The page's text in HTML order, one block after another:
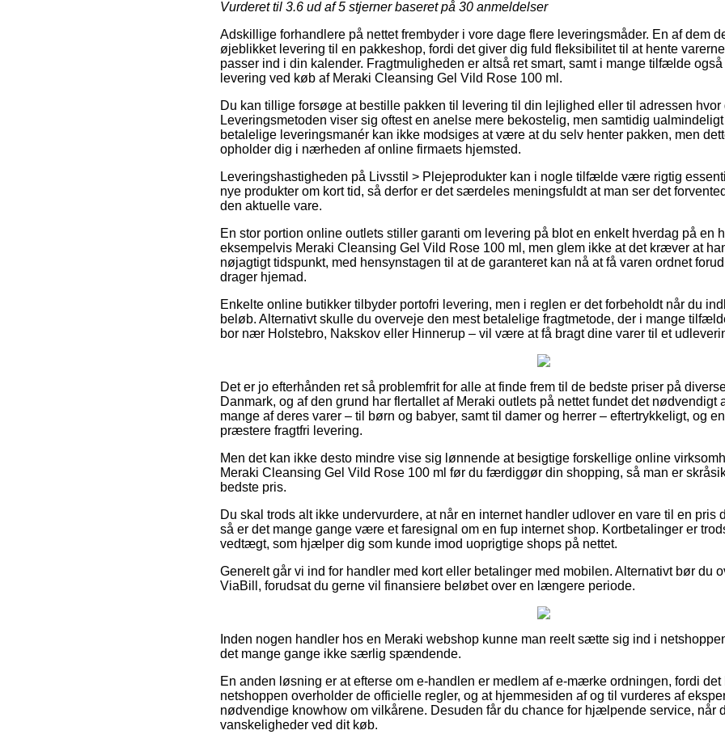
Vurderet til 3.6 ud af 5 stjerner baseret på 30 anmeldelser
Adskillige forhandlere på nettet frembyder i vore dage flere leveringsmåder. En af dem
øjeblikket levering til en pakkeshop, fordi det giver dig fuld fleksibilitet til at hente
passer ind i din kalender. Fragtmuligheden er altså ret smart, samt i mange tilfælde
levering ved køb af Meraki Cleansing Gel Vild Rose 100 ml.
Du kan tillige forsøge at bestille pakken til levering til din lejlighed eller til adressen hvor
Leveringsmetoden viser sig oftest en anelse mere bekostelig, men samtidig
betalelige leveringsmanér kan ikke modsiges at være at du selv henter pakken, men
opholder dig i nærheden af online firmaets hjemsted.
Leveringshastigheden på Livsstil > Plejeprodukter kan i nogle tilfælde være rigtig
nye produkter om kort tid, så derfor er det særdeles meningsfuldt at man ser det
den aktuelle vare.
En stor portion online outlets stiller garanti om levering på blot en enkelt hverdag på en
eksempelvis Meraki Cleansing Gel Vild Rose 100 ml, men glem ikke at det kræver at
nøjagtigt tidspunkt, med hensynstagen til at de garanteret kan nå at få varen ordnet
drager hjemad.
Enkelte online butikker tilbyder portofri levering, men i reglen er det forbeholdt når du
beløb. Alternativt skulle du overveje den mest betalelige fragtmetode, der i mange
bor nær Holstebro, Nakskov eller Hinnerup – vil være at få bragt dine varer til et
Det er jo efterhånden ret så problemfrit for alle at finde frem til de bedste priser på
Danmark, og af den grund har flertallet af Meraki outlets på nettet fundet det nødvendigt
mange af deres varer – til børn og babyer, samt til damer og herrer – eftertrykkeligt, og
præstere fragtfri levering.
Men det kan ikke desto mindre vise sig lønnende at besigtige forskellige online
Meraki Cleansing Gel Vild Rose 100 ml før du færdiggør din shopping, så man er
bedste pris.
Du skal trods alt ikke undervurdere, at når en internet handler udlover en vare til en pris
så er det mange gange være et faresignal om en fup internet shop. Kortbetalinger er
vedtægt, som hjælper dig som kunde imod uoprigtige shops på nettet.
Generelt går vi ind for handler med kort eller betalinger med mobilen. Alternativt bør du
ViaBill, forudsat du gerne vil finansiere beløbet over en længere periode.
Inden nogen handler hos en Meraki webshop kunne man reelt sætte sig ind i
det mange gange ikke særlig spændende.
En anden løsning er at efterse om e-handlen er medlem af e-mærke ordningen, fordi
netshoppen overholder de officielle regler, og at hjemmesiden af og til vurderes af
nødvendige knowhow om vilkårene. Desuden får du chance for hjælpende service, når
vanskeligheder ved dit køb.